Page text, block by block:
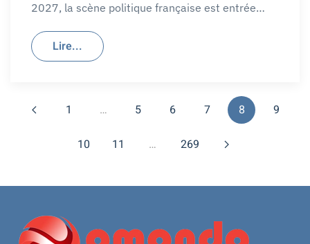
2027, la scène politique française est entrée…
Lire...
1 … 5 6 7 8 9
10 11 … 269